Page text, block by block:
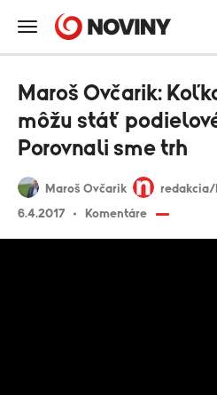
Maroš Ovčarik
redakcia/
6.4.2017
Komentáre
Maroš Ovčarik:
môžu stáť
Porovnali sme trh